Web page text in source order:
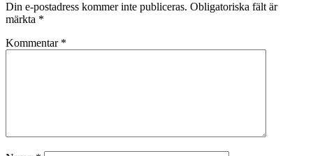
Din e-postadress kommer inte publiceras. Obligatoriska fält är
märkta *
Kommentar *